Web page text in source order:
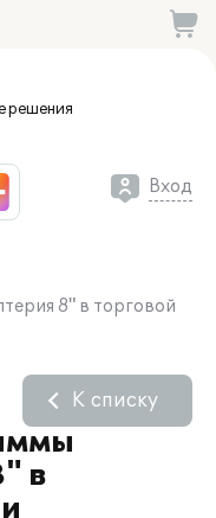
решения
Вход
8" в торговой
в
К списку